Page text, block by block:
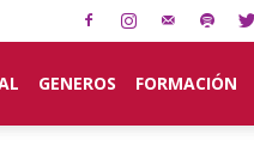
GENEROS FORMACIÓN